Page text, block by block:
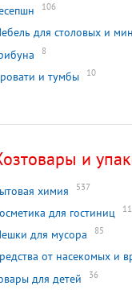
106
для столовых и
8
и тумбы 10
и
химия 537
для гостиниц 11
для мусора 85
от насекомых и
для детей 36